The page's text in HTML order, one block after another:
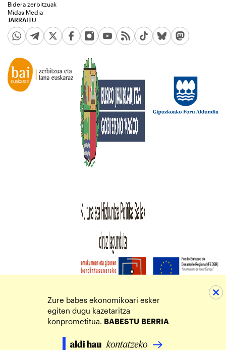
JARRAITU
Bidera zerbitzuak
Midas Media
Zure babes ekonomikoari esker
egiten dugu kazetaritza
konprometitua. BABESTU BERRIA